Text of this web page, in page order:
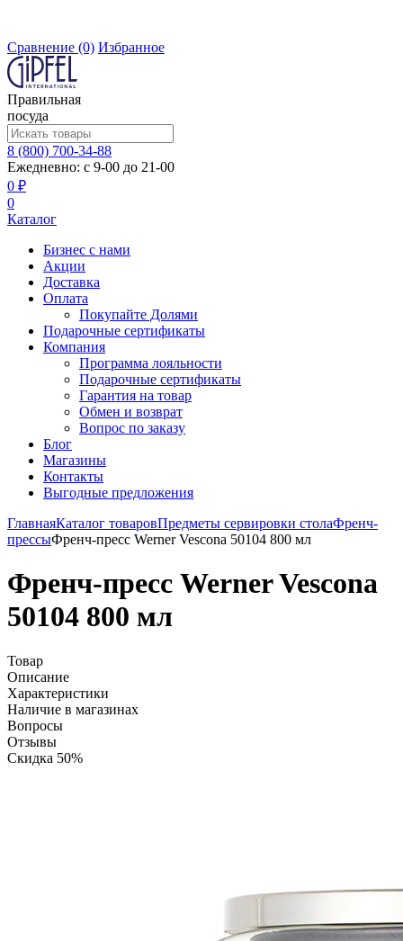
Сравнение (0) Избранное
Правильная
посуда
8 (800) 700-34-88
Ежедневно: с 9-00 до 21-00
0 ₽
0
Каталог
Бизнес с нами
Акции
Доставка
Оплата
Покупайте Долями
Подарочные сертификаты
Компания
Программа лояльности
Подарочные сертификаты
Гарантия на товар
Обмен и возврат
Вопрос по заказу
Блог
Магазины
Контакты
Выгодные предложения
ГлавнаяКаталог товаровПредметы сервировки столаФренч-
прессыФренч-пресс Werner Vescona 50104 800 мл
Френч-пресс Werner Vescona
50104 800 мл
Товар
Описание
Характеристики
Наличие в магазинах
Вопросы
Отзывы
Скидка 50%